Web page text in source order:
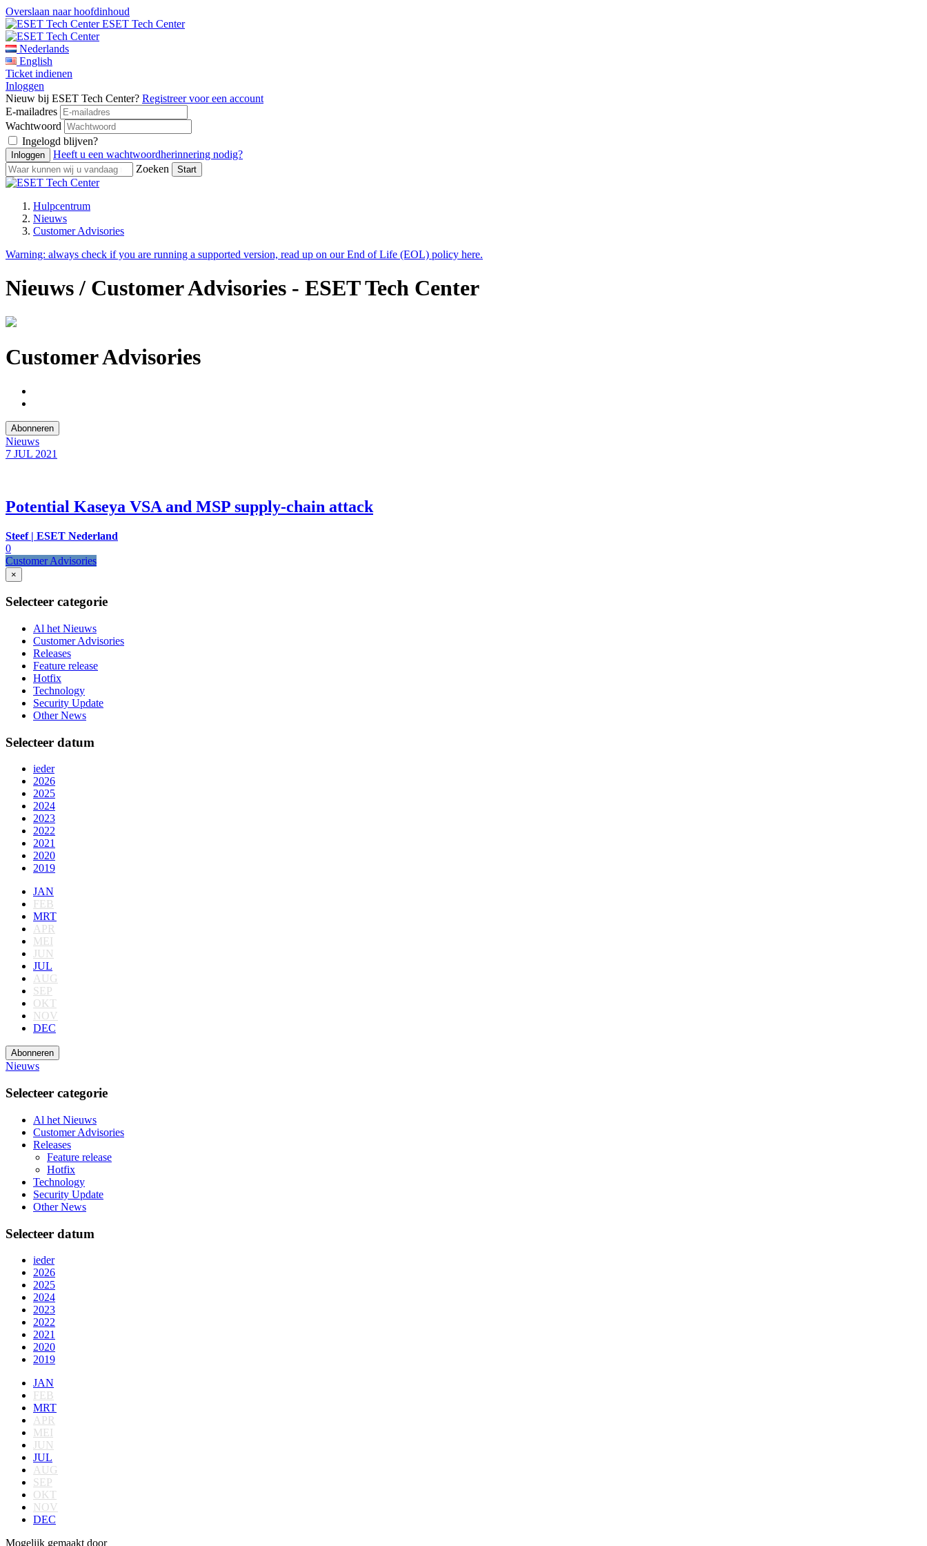
Overslaan naar hoofdinhoud
ESET Tech Center
Nederlands
English
Ticket indienen
Inloggen
Nieuw bij ESET Tech Center? Registreer voor een account
E-mailadres
Wachtwoord
Ingelogd blijven?
Heeft u een wachtwoordherinnering nodig?
Zoeken
Hulpcentrum
Nieuws
Customer Advisories
Warning: always check if you are running a supported version, read up on our End of Life (EOL) policy here.
Nieuws / Customer Advisories - ESET Tech Center
Customer Advisories
Abonneren
Nieuws
7 JUL 2021
Potential Kaseya VSA and MSP supply-chain attack
Steef | ESET Nederland
0
Customer Advisories
×
Selecteer categorie
Al het Nieuws
Customer Advisories
Releases
Feature release
Hotfix
Technology
Security Update
Other News
Selecteer datum
ieder
2026
2025
2024
2023
2022
2021
2020
2019
JAN
FEB
MRT
APR
MEI
JUN
JUL
AUG
SEP
OKT
NOV
DEC
Abonneren
Nieuws
Selecteer categorie
Al het Nieuws
Customer Advisories
Releases
Feature release
Hotfix
Technology
Security Update
Other News
Selecteer datum
ieder
2026
2025
2024
2023
2022
2021
2020
2019
JAN
FEB
MRT
APR
MEI
JUN
JUL
AUG
SEP
OKT
NOV
DEC
Mogelijk gemaakt door